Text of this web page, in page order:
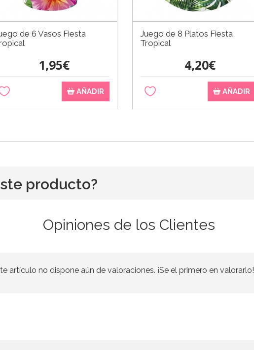
de 6 Vasos Fiesta
1,95€
AÑADIR
Juego de 8 Platos Fiesta
Tropical
4,20€
AÑADIR
producto?
Opiniones de los Clientes
artículo no dispone aún de valoraciones. ¡Se el primero en valorarlo!